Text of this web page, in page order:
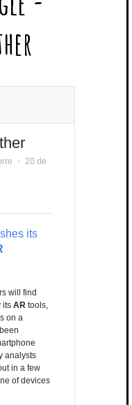
G
U
B
E
U
⋅ 20 de
its
will find
its AR tools,
on a
analysts
in a few
of devices